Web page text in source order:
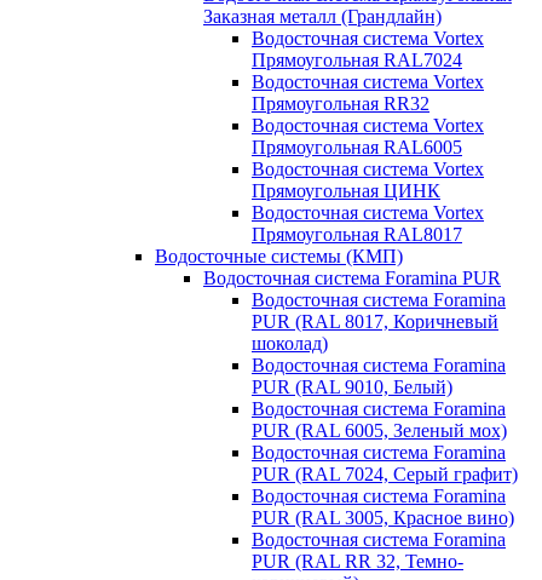
Заказная металл (Грандлайн)
Водосточная система Vortex
Прямоугольная RAL7024
Водосточная система Vortex
Прямоугольная RR32
Водосточная система Vortex
Прямоугольная RAL6005
Водосточная система Vortex
Прямоугольная ЦИНК
Водосточная система Vortex
Прямоугольная RAL8017
Водосточные системы (КМП)
Водосточная система Foramina PUR
Водосточная система Foramina
PUR (RAL 8017, Коричневый
шоколад)
Водосточная система Foramina
PUR (RAL 9010, Белый)
Водосточная система Foramina
PUR (RAL 6005, Зеленый мох)
Водосточная система Foramina
PUR (RAL 7024, Серый графит)
Водосточная система Foramina
PUR (RAL 3005, Красное вино)
Водосточная система Foramina
PUR (RAL RR 32, Темно-